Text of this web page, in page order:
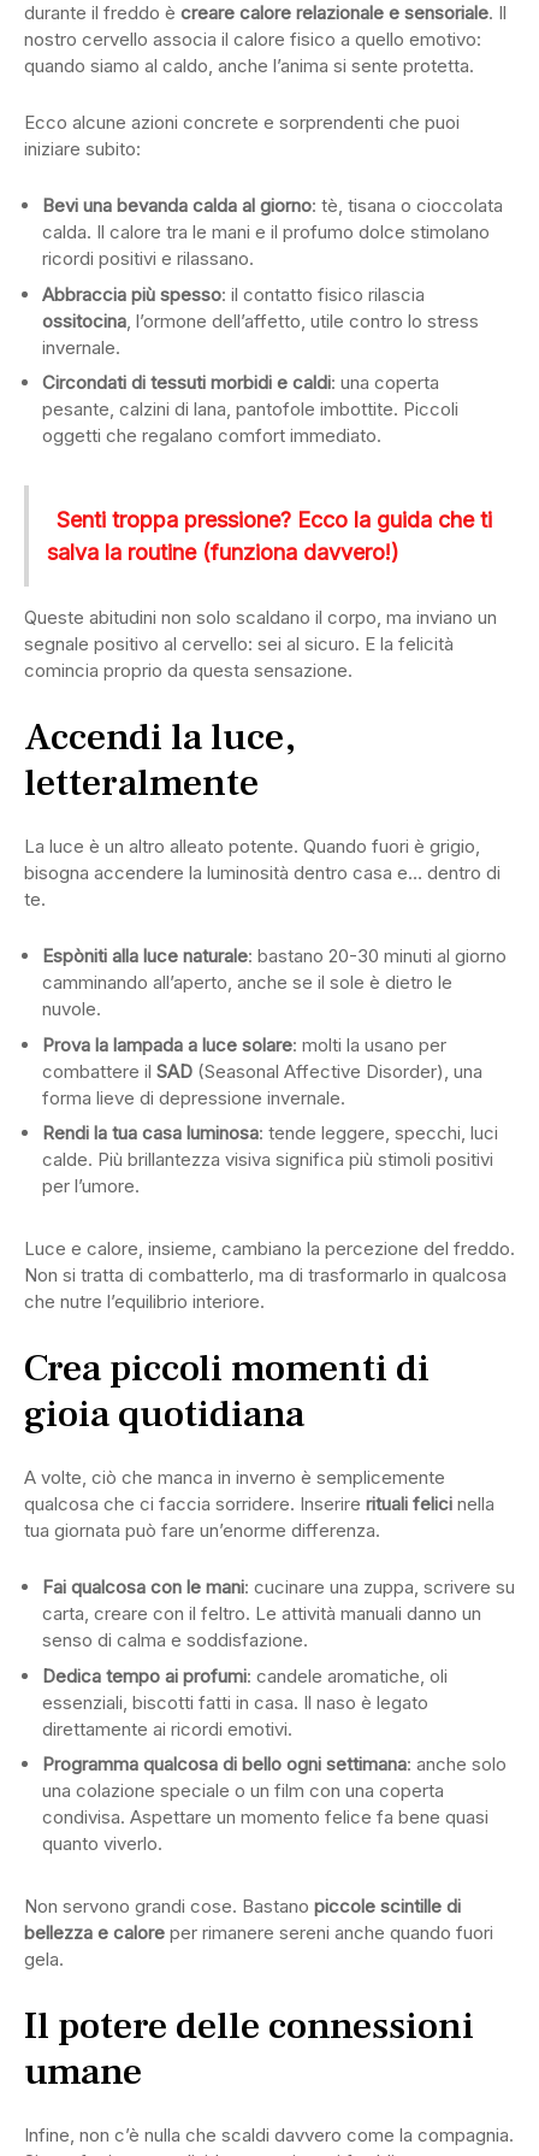
durante il freddo è creare calore relazionale e sensoriale. Il
nostro cervello associa il calore fisico a quello emotivo:
quando siamo al caldo, anche l’anima si sente protetta.
Ecco alcune azioni concrete e sorprendenti che puoi
iniziare subito:
Bevi una bevanda calda al giorno: tè, tisana o cioccolata
calda. Il calore tra le mani e il profumo dolce stimolano
ricordi positivi e rilassano.
Abbraccia più spesso: il contatto fisico rilascia
ossitocina , l’ormone dell’affetto, utile contro lo stress
invernale.
Circondati di tessuti morbidi e caldi: una coperta
pesante, calzini di lana, pantofole imbottite. Piccoli
oggetti che regalano comfort immediato.
Senti troppa pressione? Ecco la guida che ti
salva la routine (funziona davvero!)
Queste abitudini non solo scaldano il corpo, ma inviano un
segnale positivo al cervello: sei al sicuro. E la felicità
comincia proprio da questa sensazione.
Accendi la luce,
letteralmente
La luce è un altro alleato potente. Quando fuori è grigio,
bisogna accendere la luminosità dentro casa e… dentro di
te.
Espòniti alla luce naturale: bastano 20-30 minuti al giorno
camminando all’aperto, anche se il sole è dietro le
nuvole.
Prova la lampada a luce solare: molti la usano per
combattere il SAD (Seasonal Affective Disorder), una
forma lieve di depressione invernale.
Rendi la tua casa luminosa: tende leggere, specchi, luci
calde. Più brillantezza visiva significa più stimoli positivi
per l’umore.
Luce e calore, insieme, cambiano la percezione del freddo.
Non si tratta di combatterlo, ma di trasformarlo in qualcosa
che nutre l’equilibrio interiore.
Crea piccoli momenti di
gioia quotidiana
A volte, ciò che manca in inverno è semplicemente
qualcosa che ci faccia sorridere. Inserire rituali felici nella
tua giornata può fare un’enorme differenza.
Fai qualcosa con le mani: cucinare una zuppa, scrivere su
carta, creare con il feltro. Le attività manuali danno un
senso di calma e soddisfazione.
Dedica tempo ai profumi: candele aromatiche, oli
essenziali, biscotti fatti in casa. Il naso è legato
direttamente ai ricordi emotivi.
Programma qualcosa di bello ogni settimana: anche solo
una colazione speciale o un film con una coperta
condivisa. Aspettare un momento felice fa bene quasi
quanto viverlo.
Non servono grandi cose. Bastano piccole scintille di
bellezza e calore per rimanere sereni anche quando fuori
gela.
Il potere delle connessioni
umane
Infine, non c’è nulla che scaldi davvero come la compagnia.